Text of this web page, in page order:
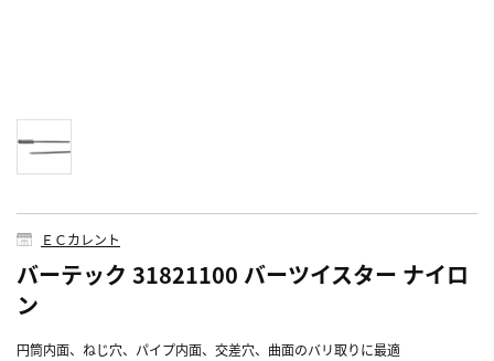
ＥＣカレント
バーテック 31821100 バーツイスター ナイロ
ン
円筒内面、ねじ穴、パイプ内面、交差穴、曲面のバリ取りに最適